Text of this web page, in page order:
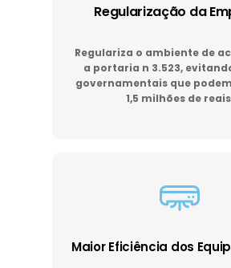
Regularização da
Regulariza o ambiente de
a portaria n 3.523,
governamentais que
1,5 milhões de
Maior Eficiência dos